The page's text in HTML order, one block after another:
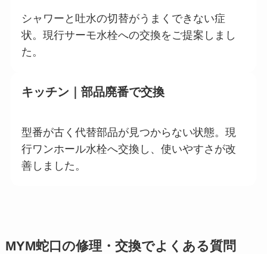
シャワーと吐水の切替がうまくできない症
状。現行サーモ水栓への交換をご提案しまし
た。
キッチン｜部品廃番で交換
型番が古く代替部品が見つからない状態。現
行ワンホール水栓へ交換し、使いやすさが改
善しました。
MYM蛇口の修理・交換でよくある質問